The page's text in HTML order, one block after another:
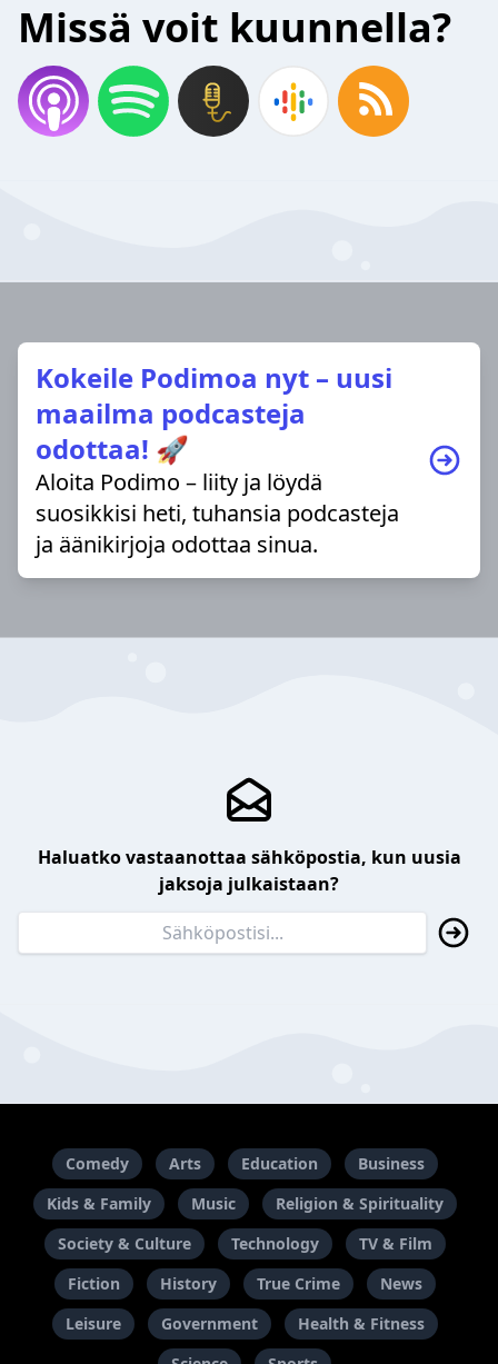
Missä voit kuunnella?
Kokeile Podimoa nyt – uusi
maailma podcasteja
odottaa! 🚀
Aloita Podimo – liity ja löydä
suosikkisi heti, tuhansia podcasteja
ja äänikirjoja odottaa sinua.
Haluatko vastaanottaa sähköpostia, kun uusia
jaksoja julkaistaan?
Comedy Arts Education
Business
Kids & Family
Music
Religion & Spirituality
Society & Culture
Technology
TV & Film
Fiction
History True Crime
News
Leisure
Government
Health & Fitness